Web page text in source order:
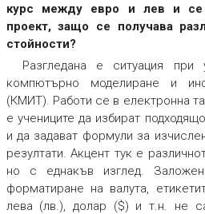
курс между евро и лев и се
проект, защо се получава
стойности?
Разгледана е ситуация
компютърно моделиране и
(КМИТ). Работи се в електронна
е учениците да избират
и да задават формули за
резултати. Акцент тук е
но с еднакъв изглед.
форматиране на валута,
лева (лв.), долар ($) и т.н. не